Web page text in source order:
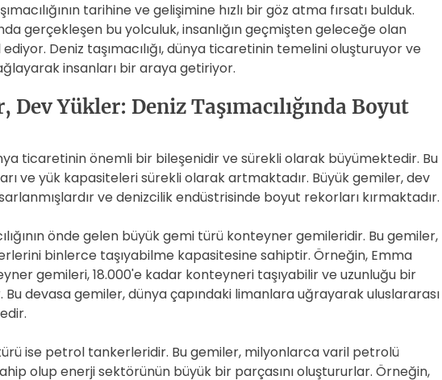
tarihine ve gelişimine hızlı bir göz atma fırsatı bulduk.
gerçekleşen bu yolculuk, insanlığın geçmişten geleceğe olan
ediyor. Deniz taşımacılığı, dünya ticaretinin temelini oluşturuyor ve
insanları bir araya getiriyor.
Dev Yükler: Deniz Taşımacılığında Boyut
ticaretinin önemli bir bileşenidir ve sürekli olarak büyümektedir. Bu
ve yük kapasiteleri sürekli olarak artmaktadır. Büyük gemiler, dev
ve denizcilik endüstrisinde boyut rekorları kırmaktadır.
önde gelen büyük gemi türü konteyner gemileridir. Bu gemiler,
binlerce taşıyabilme kapasitesine sahiptir. Örneğin, Emma
gemileri, 18.000'e kadar konteyneri taşıyabilir ve uzunluğu bir
Bu devasa gemiler, dünya çapındaki limanlara uğrayarak uluslararası
ise petrol tankerleridir. Bu gemiler, milyonlarca varil petrolü
olup enerji sektörünün büyük bir parçasını oluştururlar. Örneğin,